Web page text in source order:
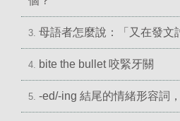
3. 母語者怎麼說：「又在發文
4. bite the bullet 咬緊牙關
5. -ed/-ing 結尾的情緒形容詞